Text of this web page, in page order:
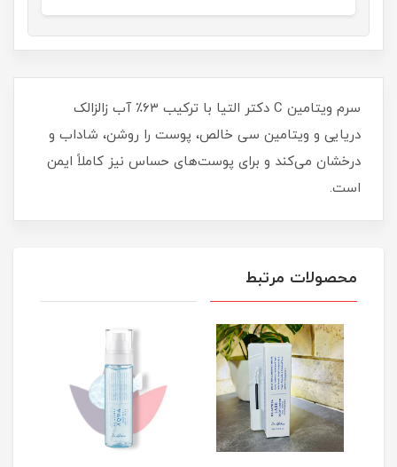
سرم ویتامین C دکتر التیا با ترکیب ۶۳٪ آب زالزالک
دریایی و ویتامین سی خالص، پوست را روشن، شاداب و
درخشان می‌کند و برای پوست‌های حساس نیز کاملاً ایمن
است.
محصولات مرتبط